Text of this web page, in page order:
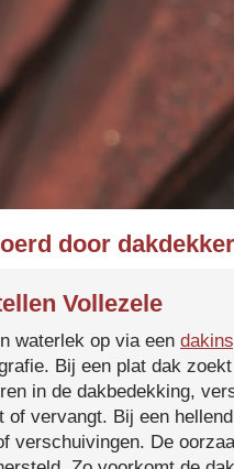
door
Vollezele
waterlek op via een
Bij een plat dak
in de dakbedekking,
of vervangt. Bij een
verschuivingen. De